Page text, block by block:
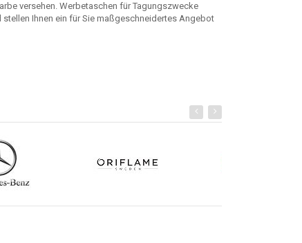
versehen. Werbetaschen für Tagungszwecke
Ihnen ein für Sie maßgeschneidertes Angebot